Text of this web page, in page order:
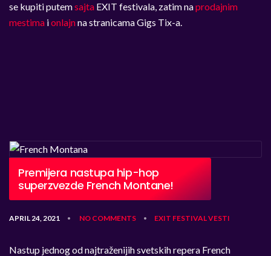
se kupiti putemsajta EXIT festivala, zatim naprodajnim
mestima ionlajnna stranicama Gigs Tix-a.
Premijera nastupa hip-hop
superzvezde French Montane!
APRIL 24, 2021 • NO COMMENTS • EXIT FESTIVALVESTI
Nastup jednog od najtraženijih svetskih repera French